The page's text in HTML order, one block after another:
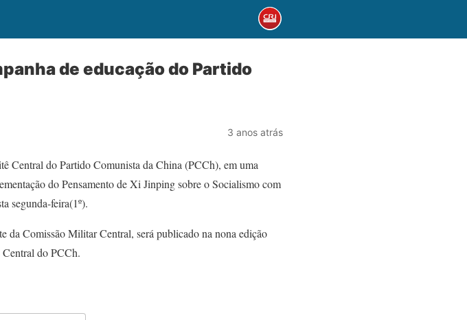
de educação do Partido
3 anos atrás
Central do Partido Comunista da China (PCCh), em uma
do Pensamento de Xi Jinping sobre o Socialismo com
segunda-feira(1º).
da Comissão Militar Central, será publicado na nona edição
do PCCh.